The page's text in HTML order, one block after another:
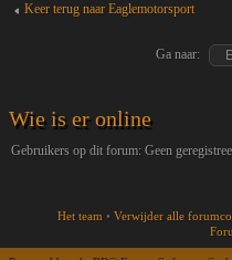
Keer terug naar Eaglemotorsport
Ga naar:
Wie is er online
Gebruikers op dit forum: Geen
Het team • Verwijder alle